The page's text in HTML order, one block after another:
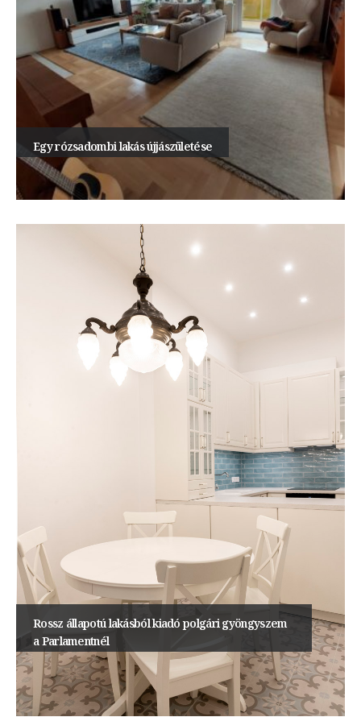
Egy rózsadombi lakás újjászületése
Rossz állapotú lakásból kiadó polgári gyöngyszem
a Parlamentnél